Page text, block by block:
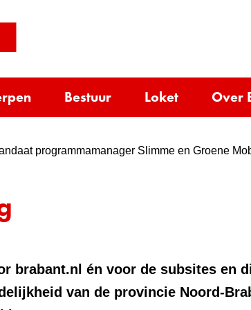
homepage)
Bestuur Loket Over
programmamanager Slimme en Groene
brabant.nl én voor de subsites en
van de provincie Noord-